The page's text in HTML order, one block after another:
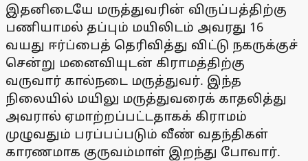
இதனிடையே மருத்துவரின் விருப்பத்திற்கு
பணியாமல் தப்பும் மயிலிடம் அவரது 16
வயது ஈர்ப்பைத் தெரிவித்து விட்டு நகருக்குச்
சென்று மனைவியுடன் கிராமத்திற்கு
வருவார் கால்நடை மருத்துவர். இந்த
நிலையில் மயிலு மருத்துவரைக் காதலித்து
அவரால் ஏமாற்றப்பட்டதாகக் கிராமம்
முழுவதும் பரப்பப்படும் வீண் வதந்திகள்
காரணமாக குருவம்மாள் இறந்து போவார்.